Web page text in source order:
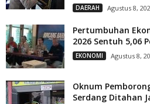
DAERAH Agustus 8,
Pertumbuhan
2026 Sentuh 5,06
EKONOMI Agustus 8,
Oknum
Serdang Ditahan